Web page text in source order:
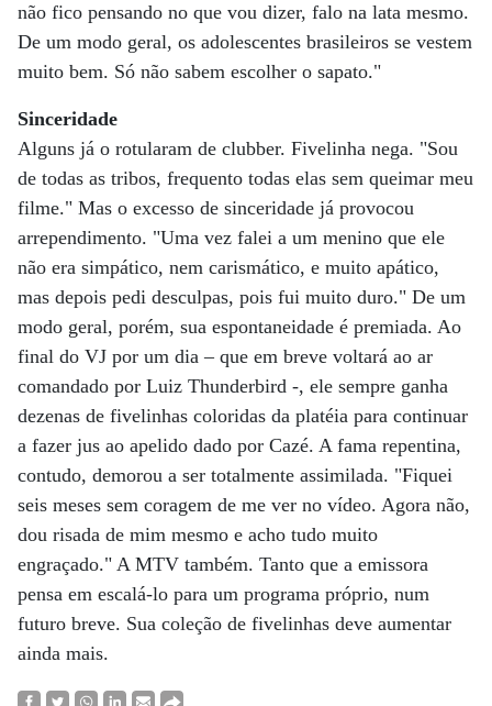
não fico pensando no que vou dizer, falo na lata mesmo.
De um modo geral, os adolescentes brasileiros se vestem
muito bem. Só não sabem escolher o sapato."
Sinceridade
Alguns já o rotularam de clubber. Fivelinha nega. "Sou
de todas as tribos, frequento todas elas sem queimar meu
filme." Mas o excesso de sinceridade já provocou
arrependimento. "Uma vez falei a um menino que ele
não era simpático, nem carismático, e muito apático,
mas depois pedi desculpas, pois fui muito duro." De um
modo geral, porém, sua espontaneidade é premiada. Ao
final do VJ por um dia – que em breve voltará ao ar
comandado por Luiz Thunderbird -, ele sempre ganha
dezenas de fivelinhas coloridas da platéia para continuar
a fazer jus ao apelido dado por Cazé. A fama repentina,
contudo, demorou a ser totalmente assimilada. "Fiquei
seis meses sem coragem de me ver no vídeo. Agora não,
dou risada de mim mesmo e acho tudo muito
engraçado." A MTV também. Tanto que a emissora
pensa em escalá-lo para um programa próprio, num
futuro breve. Sua coleção de fivelinhas deve aumentar
ainda mais.